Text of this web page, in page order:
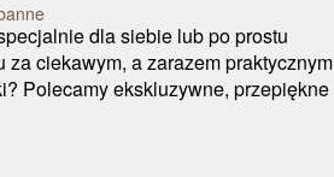
dla siebie lub po prostu
ciekawym, a zarazem praktycznym
Polecamy ekskluzywne, przepiękne